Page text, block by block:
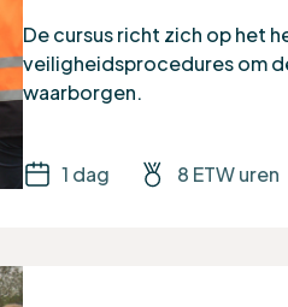
De cursus richt zich op het
veiligheidsprocedures om
waarborgen.
1 dag 8 ETW uren